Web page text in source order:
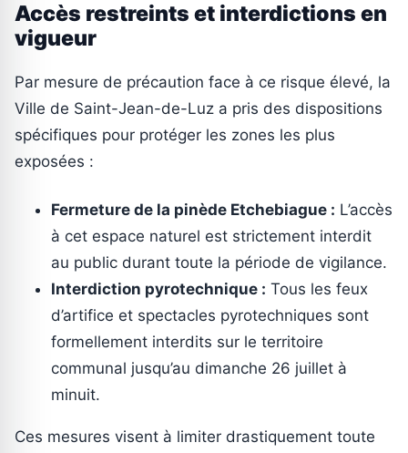
Accès restreints et interdictions en
vigueur
Par mesure de précaution face à ce risque élevé, la
Ville de Saint-Jean-de-Luz a pris des dispositions
spécifiques pour protéger les zones les plus
exposées :
Fermeture de la pinède Etchebiague : L’accès
à cet espace naturel est strictement interdit
au public durant toute la période de vigilance.
Interdiction pyrotechnique : Tous les feux
d’artifice et spectacles pyrotechniques sont
formellement interdits sur le territoire
communal jusqu’au dimanche 26 juillet à
minuit.
Ces mesures visent à limiter drastiquement toute